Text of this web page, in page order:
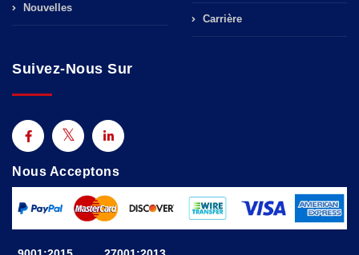
Nouvelles
Carrière
Suivez-Nous Sur
Nous Acceptons